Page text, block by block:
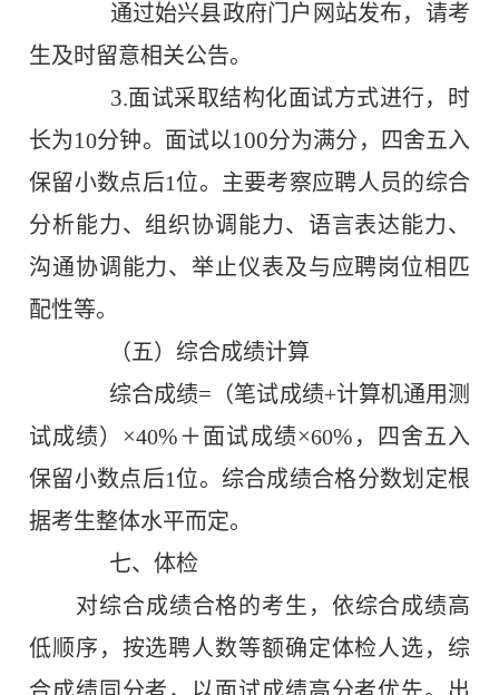
通过始兴县政府门户网站发布，请考
生及时留意相关公告。
3.面试采取结构化面试方式进行，时
长为10分钟。面试以100分为满分，四舍五入
保留小数点后1位。主要考察应聘人员的综合
分析能力、组织协调能力、语言表达能力、
沟通协调能力、举止仪表及与应聘岗位相匹
配性等。
（五）综合成绩计算
综合成绩= （笔试成绩+计算机通用测
试成绩） ×40%＋面试成绩×60% ，四舍五入
保留小数点后1位。综合成绩合格分数划定根
据考生整体水平而定。
七、体检
对综合成绩合格的考生，依综合成绩高
低顺序，按选聘人数等额确定体检人选，综